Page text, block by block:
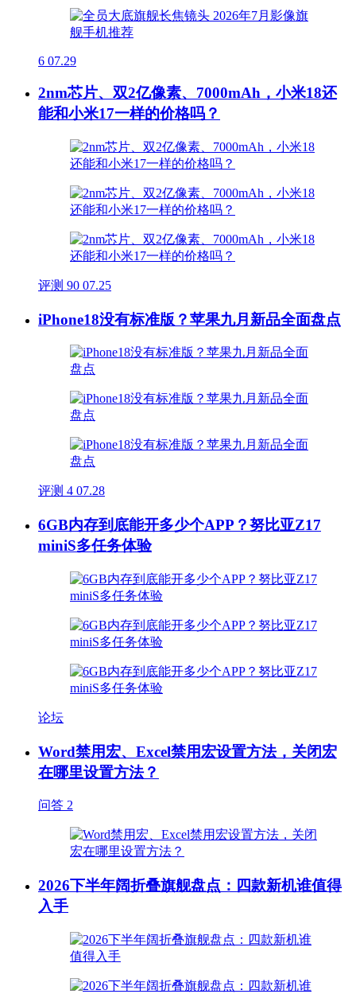
6 07.29
2nm芯片、双2亿像素、7000mAh，小米18还
能和小米17一样的价格吗？
评测 90 07.25
iPhone18没有标准版？苹果九月新品全面盘点
评测 4 07.28
6GB内存到底能开多少个APP？努比亚Z17
miniS多任务体验
论坛
Word禁用宏、Excel禁用宏设置方法，关闭宏
在哪里设置方法？
问答 2
2026下半年阔折叠旗舰盘点：四款新机谁值得
入手